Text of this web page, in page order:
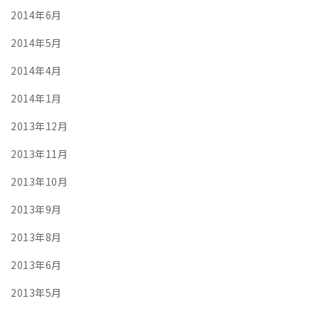
2014年6月
2014年5月
2014年4月
2014年1月
2013年12月
2013年11月
2013年10月
2013年9月
2013年8月
2013年6月
2013年5月